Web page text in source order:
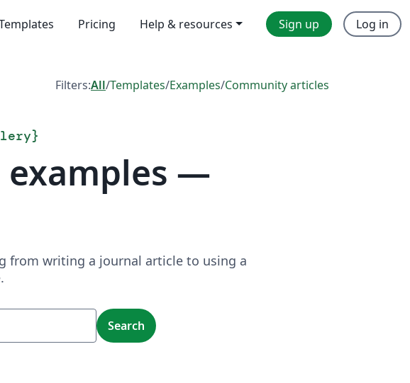
Pricing Help & resources Sign up Log in
Filters:All/Templates/Examples/Community articles
}
examples —
from writing a journal article to using a
Search